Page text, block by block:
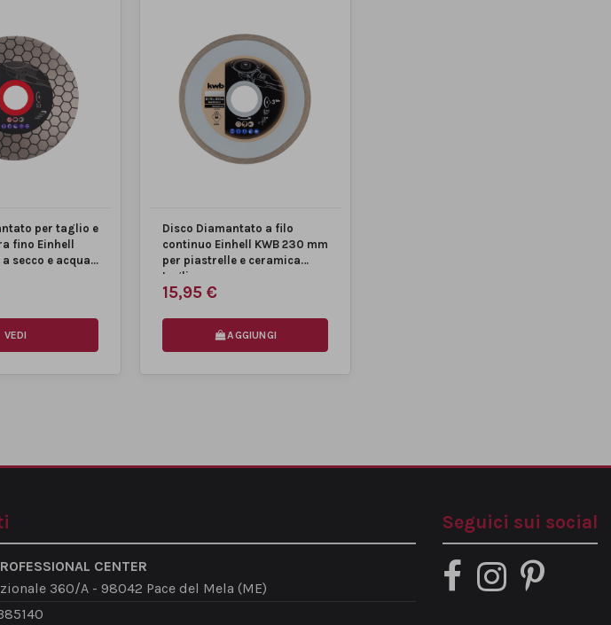
per taglio e
fino Einhell
a secco e acqua...
VEDI
Disco Diamantato a filo
continuo Einhell KWB 230 mm
per piastrelle e ceramica
taglio a...
15,95 €
AGGIUNGI
CENTER
360/A - 98042 Pace del Mela (ME)
Seguici sui social